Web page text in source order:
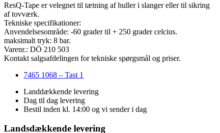
ResQ-Tape er velegnet til tætning af huller i slanger eller til sikring
af tovværk.
Tekniske specifikationer:
Anvendelsesområde: -60 grader til + 250 grader celcius.
maksimalt tryk: 8 bar.
Varenr.: DÖ 210 503
Kontakt salgsafdelingen for tekniske spørgsmål og priser.
7465 1068 – Tast 1
Landdækkende levering
Dag til dag levering
Bestil inden kl. 14:00 og vi sender i dag
Landsdækkende levering